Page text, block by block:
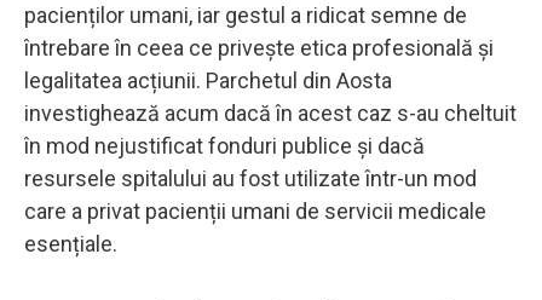
pacienților umani, iar gestul a ridicat semne de
întrebare în ceea ce privește etica profesională și
legalitatea acțiunii. Parchetul din Aosta
investighează acum dacă în acest caz s-au cheltuit
în mod nejustificat fonduri publice și dacă
resursele spitalului au fost utilizate într-un mod
care a privat pacienții umani de servicii medicale
esențiale.